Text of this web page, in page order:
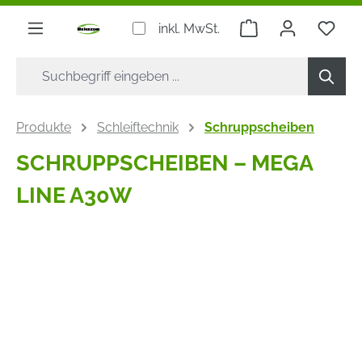
springen
inkl. MwSt. Warenkorb
Produkte Schleiftechnik Schruppscheiben
SCHRUPPSCHEIBEN – MEGA
LINE A30W